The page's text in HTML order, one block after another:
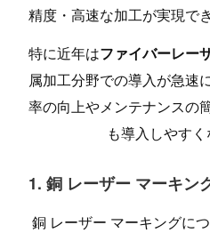
精度・高速な加工が実現で
特に近年はファイバーレー
属加工分野での導入が急速
率の向上やメンテナンスの
も導入しやすく
1. 銅 レーザー マーキン
銅 レーザー マーキングに